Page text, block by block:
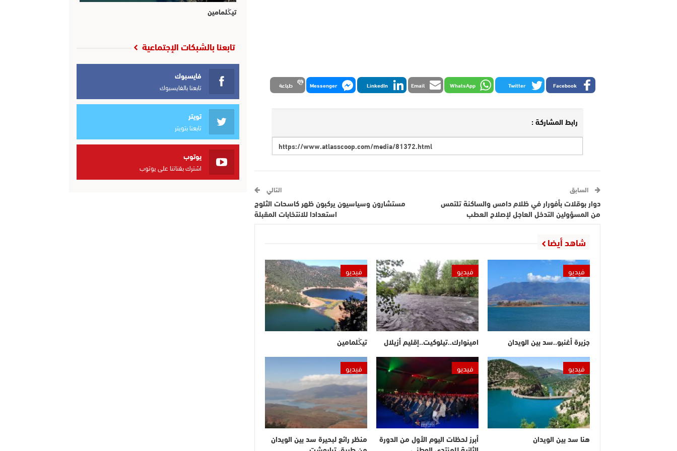
Facebook
Twitter
WhatsApp
Email
LinkedIn
Messenger طباعة
رابط المشاركة :
السابق
دوار بوقلات بأفورار في ظلام دامس والساكنة تلتمس
من المسؤولين التدخل العاجل لإصلاح العطب
التالي
مستشارون وسياسيون يركبون ظهر كاسحات الثلوج
استعدادا للانتخابات المقبلة
شاهد أيضا
فيديو
جزيرة أغنبو..سد بين الويدان
فيديو
امينوارك..تيلوكيت..إقليم أزيلال
فيديو
تيڭلمامين
فيديو
هنا سد بين الويدان
فيديو
أبرز لحظات اليوم الأول من الدورة
فيديو
منظر رائع لبحيرة سد بين الويدان
تيڭلمامين
تابعنا بالشبكات الإجتماعية
فايسبوك
تابعنا بالفايسبوك
تويتر
تابعنا بتويتر
يوتوب
اشترك بقناتنا على يوتوب